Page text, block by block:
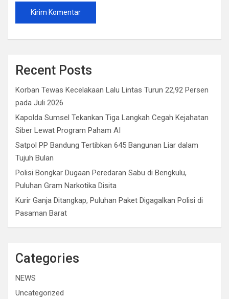
Recent Posts
Korban Tewas Kecelakaan Lalu Lintas Turun 22,92 Persen
pada Juli 2026
Kapolda Sumsel Tekankan Tiga Langkah Cegah Kejahatan
Siber Lewat Program Paham AI
Satpol PP Bandung Tertibkan 645 Bangunan Liar dalam
Tujuh Bulan
Polisi Bongkar Dugaan Peredaran Sabu di Bengkulu,
Puluhan Gram Narkotika Disita
Kurir Ganja Ditangkap, Puluhan Paket Digagalkan Polisi di
Pasaman Barat
Categories
NEWS
Uncategorized